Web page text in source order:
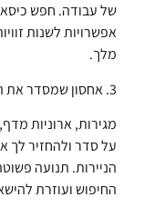
של עבודה. חפש
אפשרויות לשנות
מלך.
3. אחסון שמסדר את הכול
מגירות, ארוניות
על סדר ולהחזיר לך
הניירות. תנועה
החיפוש ועוזרת